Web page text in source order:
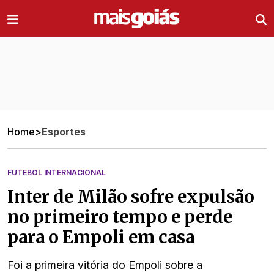
Home>Esportes
FUTEBOL INTERNACIONAL
Inter de Milão sofre expulsão
no primeiro tempo e perde
para o Empoli em casa
Foi a primeira vitória do Empoli sobre a